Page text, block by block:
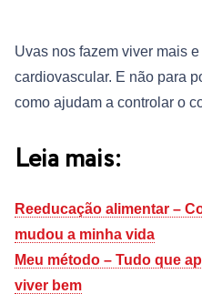
Uvas nos fazem viver mais
cardiovascular. E não para
como ajudam a controlar o
Leia mais:
Reeducação alimentar –
mudou a minha vida
Meu método – Tudo que
viver bem